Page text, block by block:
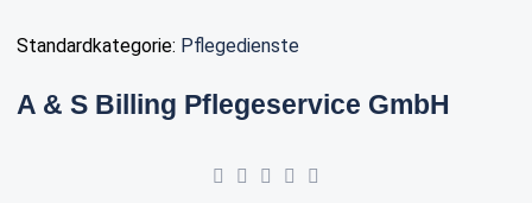
Standardkategorie: Pflegedienste
A & S Billing Pflegeservice GmbH